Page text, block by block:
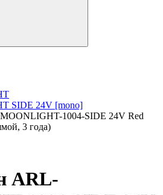
SIDE 24V [mono]
1004-SIDE 24V Red
3 года)
ARL-